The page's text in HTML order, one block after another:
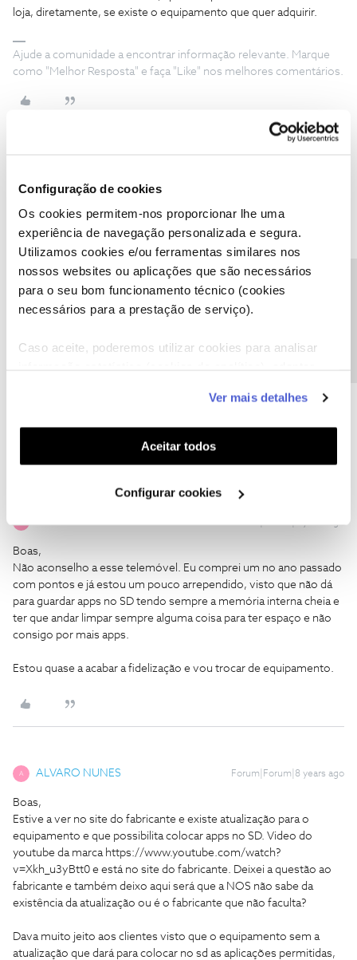
Configuração de cookies
Os cookies permitem-nos proporcionar lhe uma
experiência de navegação personalizada e segura.
Utilizamos cookies e/ou ferramentas similares nos
nossos websites ou aplicações que são necessários
para o seu bom funcionamento técnico (cookies
necessários para a prestação de serviço).
Caso aceite, poderemos utilizar cookies para analisar
funcionalidades (cookies de personalização e
funcionalidade) e adaptar anúncios aos seus interesses
(cookies de publicidade personalizada). Pode gerir a
utilização dos cookies clicando em "Configurar
Ver mais detalhes
Aceitar todos
Configurar cookies
loja, diretamente, se existe o equipamento que quer adquirir.
Ajude a comunidade a encontrar informação relevante. Marque
como "Melhor Resposta" e faça "Like" nos melhores comentários.
no catalogo da troca de pontos se ainda esta disponivel nas lojas
nos??
Boas,
Não aconselho a esse telemóvel. Eu comprei um no ano passado
com pontos e já estou um pouco arrependido, visto que não dá
para guardar apps no SD tendo sempre a memória interna cheia e
ter que andar limpar sempre alguma coisa para ter espaço e não
consigo por mais apps.
Estou quase a acabar a fidelização e vou trocar de equipamento.
A ALVARO NUNES Forum|Forum|8 years ago
Boas,
Estive a ver no site do fabricante e existe atualização para o
equipamento e que possibilita colocar apps no SD. Video do
youtube da marca https://www.youtube.com/watch?
v=Xkh_u3yBtt0 e está no site do fabricante. Deixei a questão ao
fabricante e também deixo aqui será que a NOS não sabe da
existência da atualização ou é o fabricante que não faculta?
Dava muito jeito aos clientes visto que o equipamento sem a
atualização que dará para colocar no sd as aplicações permitidas,